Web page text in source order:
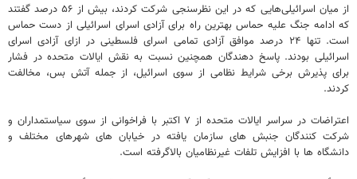
از میان اسرائیلی‌هایی که در این نظرسنجی شرکت کردند، بیش از ۵۶ درصد گفتند
که ادامه جنگ علیه حماس بهترین راه برای آزادی اسرای اسرائیلی از دست حماس
است. تنها ۲۴ درصد موافق آزادی تمامی اسرای فلسطینی در ازای آزادی اسرای
اسرائیلی بودند. پاسخ دهندگان همچنین نسبت به نقش ایالات متحده در فشار
برای پذیرش برخی شرایط نظامی از سوی اسرائیل، از جمله آتش بس، مخالفت
کردند.
اعتراضات در سراسر ایالات متحده از ۷ اکتبر با فراخوانی از سوی سیاستمداران و
شرکت کنندگان جنبش های سازمان یافته در خیابان های شهرهای مختلف و
دانشگاه ها با افزایش تلفات غیرنظامیان بالاگرفته است.